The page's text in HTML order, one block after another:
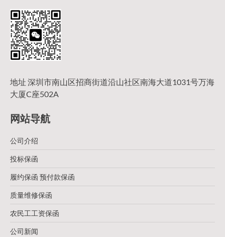
地址 深圳市南山区招商街道沿山社区南海大道1031号万海
大厦C座502A
网站导航
公司介绍
投标保函
履约保函 预付款保函
质量维修保函
农民工工资保函
公司新闻